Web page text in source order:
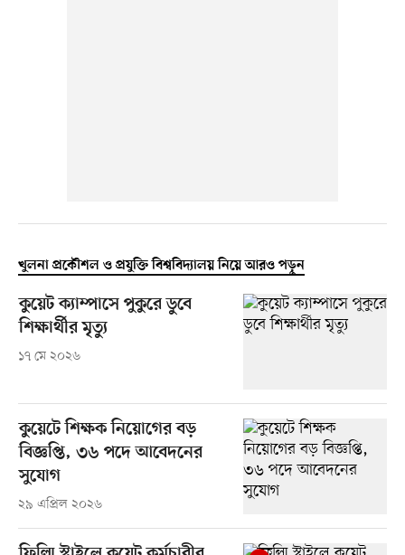
খুলনা প্রকৌশল ও প্রযুক্তি বিশ্ববিদ্যালয় নিয়ে আরও পড়ুন
কুয়েট ক্যাম্পাসে পুকুরে ডুবে
শিক্ষার্থীর মৃত্যু
১৭ মে ২০২৬
কুয়েটে শিক্ষক নিয়োগের বড়
বিজ্ঞপ্তি, ৩৬ পদে আবেদনের
সুযোগ
২৯ এপ্রিল ২০২৬